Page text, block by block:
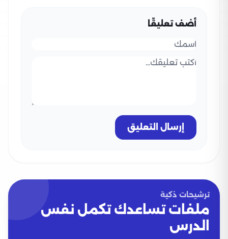
أضف تعليقًا
إرسال التعليق
ترشيحات ذكية
ملفات تساعدك تكمل نفس
الدرس